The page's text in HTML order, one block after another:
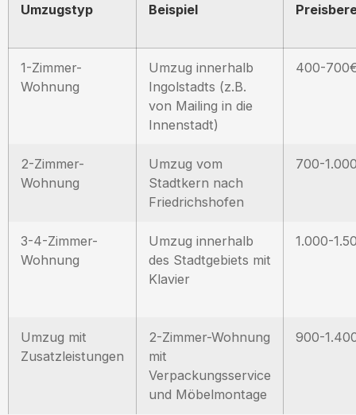
Umzugstyp Beispiel
1-Zimmer-
Wohnung
Umzug innerhalb
Ingolstadts (z.B.
von Mailing in die
Innenstadt)
400-
2-Zimmer-
Wohnung
Umzug vom
Stadtkern nach
Friedrichshofen
700-
3-4-Zimmer-
Wohnung
Umzug innerhalb
des Stadtgebiets mit
Klavier
1.000-
Umzug mit
Zusatzleistungen
2-Zimmer-Wohnung
mit
Verpackungsservice
und Möbelmontage
900-